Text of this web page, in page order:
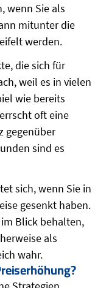
wenn Sie als
mitunter die
werden.
die sich für
weil es in vielen
wie bereits
oft eine
gegenüber
sind es
sich, wenn Sie in
gesenkt haben.
Blick behalten,
als
wahr.